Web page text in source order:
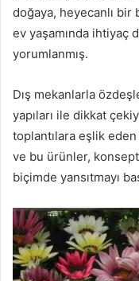
doğaya, heyecanlı bir
ev yaşamında ihtiyaç
yorumlanmış.
Dış mekanlarla
yapıları ile dikkat
toplantılara eşlik
ve bu ürünler,
biçimde yansıtmayı